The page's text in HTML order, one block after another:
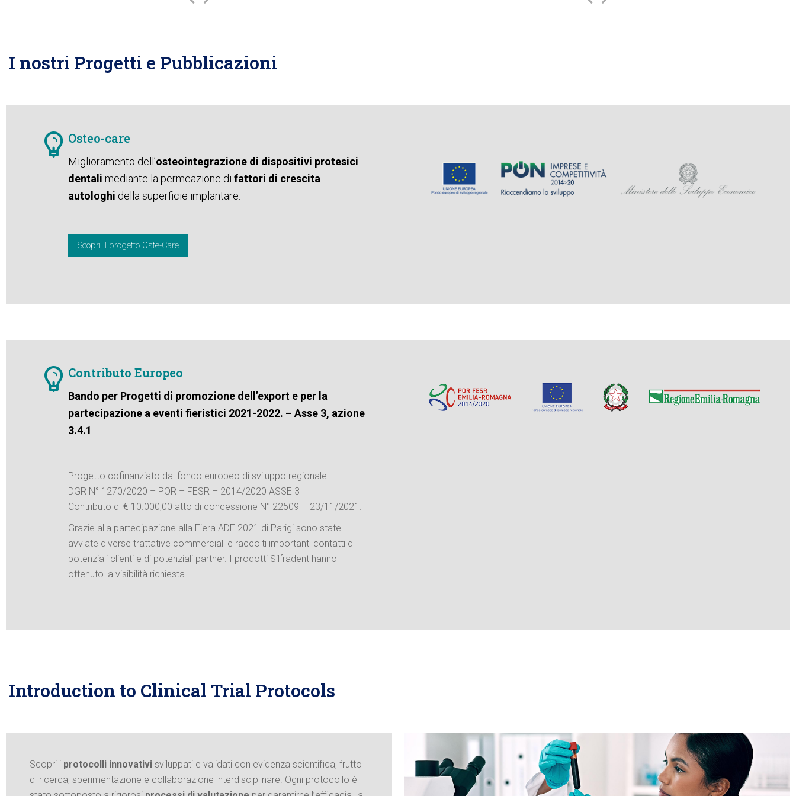
I nostri Progetti e Pubblicazioni
Osteo-care
Miglioramento dell’osteointegrazione di dispositivi protesici
dentali mediante la permeazione di fattori di crescita
autologhi della superficie implantare.
Scopri il progetto Oste-Care
Contributo Europeo
Bando per Progetti di promozione dell’export e per la
partecipazione a eventi fieristici 2021-2022. – Asse 3, azione
3.4.1
Progetto cofinanziato dal fondo europeo di sviluppo regionale
DGR N° 1270/2020 – POR – FESR – 2014/2020 ASSE 3
Contributo di € 10.000,00 atto di concessione N° 22509 – 23/11/2021.
Grazie alla partecipazione alla Fiera ADF 2021 di Parigi sono state
avviate diverse trattative commerciali e raccolti importanti contatti di
potenziali clienti e di potenziali partner. I prodotti Silfradent hanno
ottenuto la visibilità richiesta.
Introduction to Clinical Trial Protocols
Scopri i protocolli innovativi sviluppati e validati con evidenza scientifica, frutto
di ricerca, sperimentazione e collaborazione interdisciplinare. Ogni protocollo è